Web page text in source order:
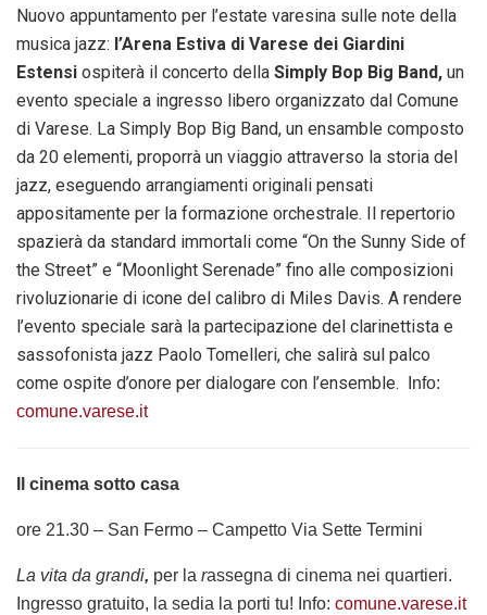
Nuovo appuntamento per l’estate varesina sulle note della
musica jazz: l’Arena Estiva di Varese dei Giardini
Estensi ospiterà il concerto della Simply Bop Big Band, un
evento speciale a ingresso libero organizzato dal Comune
di Varese. La Simply Bop Big Band, un ensamble composto
da 20 elementi, proporrà un viaggio attraverso la storia del
jazz, eseguendo arrangiamenti originali pensati
appositamente per la formazione orchestrale. Il repertorio
spazierà da standard immortali come “On the Sunny Side of
the Street” e “Moonlight Serenade” fino alle composizioni
rivoluzionarie di icone del calibro di Miles Davis. A rendere
l’evento speciale sarà la partecipazione del clarinettista e
sassofonista jazz Paolo Tomelleri, che salirà sul palco
come ospite d’onore per dialogare con l’ensemble.
Info:
comune.varese.it
Il cinema sotto casa
ore 21.30 – San Fermo – Campetto Via Sette Termini
La vita da grandi, per la rassegna di cinema nei quartieri.
Ingresso gratuito, la sedia la porti tu! Info: comune.varese.it